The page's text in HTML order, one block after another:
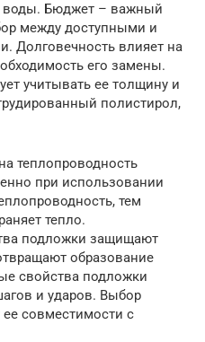
воды. Бюджет – важный
между доступными и
Долговечность влияет на
его замены.
учитывать ее толщину и
полистирол,
теплопроводность
при использовании
тем
тепло.
подложки защищают
образование
свойства подложки
и ударов. Выбор
совместимости с